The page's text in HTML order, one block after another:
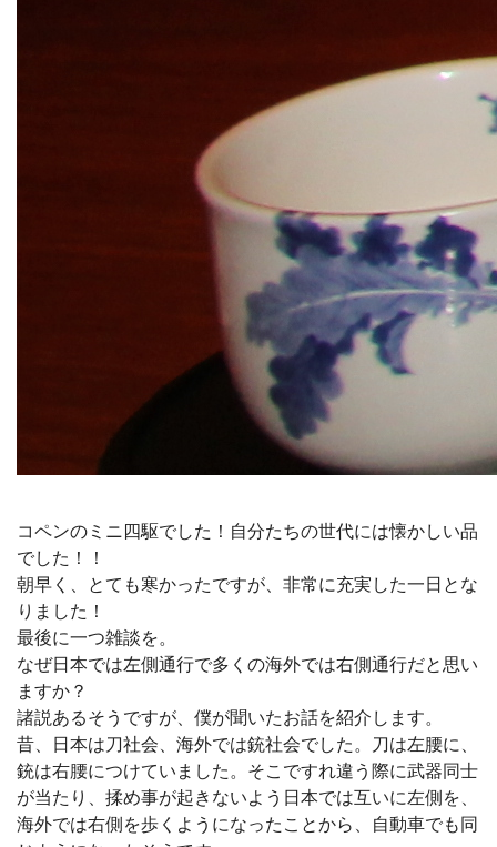
コペンのミニ四駆でした！自分たちの世代には懐かしい品
でした！！
朝早く、とても寒かったですが、非常に充実した一日とな
りました！
最後に一つ雑談を。
なぜ日本では左側通行で多くの海外では右側通行だと思い
ますか？
諸説あるそうですが、僕が聞いたお話を紹介します。
昔、日本は刀社会、海外では銃社会でした。刀は左腰に、
銃は右腰につけていました。そこですれ違う際に武器同士
が当たり、揉め事が起きないよう日本では互いに左側を、
海外では右側を歩くようになったことから、自動車でも同